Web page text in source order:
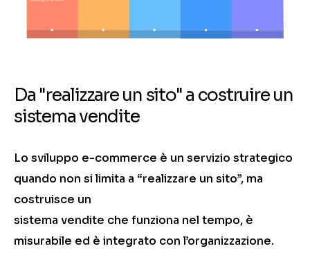
Da "realizzare un sito" a costruire un
sistema vendite
Lo sviluppo e-commerce è un servizio strategico
quando non si limita a “realizzare un sito”, ma
costruisce un
sistema vendite che funziona nel tempo, è
misurabile ed è integrato con l’organizzazione.